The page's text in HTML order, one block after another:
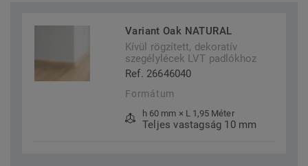
Variant Oak NATURAL
Kívül rögzített, dekoratív
szegélylécek LVT padlókhoz
Ref. 26646040
Formátum
h 60 mm × L 1,95 Méter
Teljes vastagság 10 mm